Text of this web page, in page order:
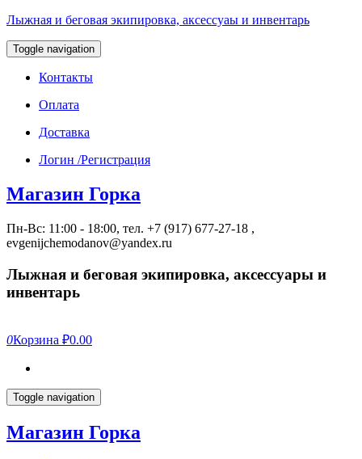
Лыжная и беговая экипировка, аксессуаы и инвентарь
Toggle navigation
Контакты
Оплата
Доставка
Логин /Регистрация
Магазин Горка
Пн-Вс: 11:00 - 18:00, тел. +7 (917) 677-27-18 ,
evgenijchemodanov@yandex.ru
Лыжная и беговая экипировка, аксессуары и
инвентарь
0Корзина ₽0.00
Toggle navigation
Магазин Горка